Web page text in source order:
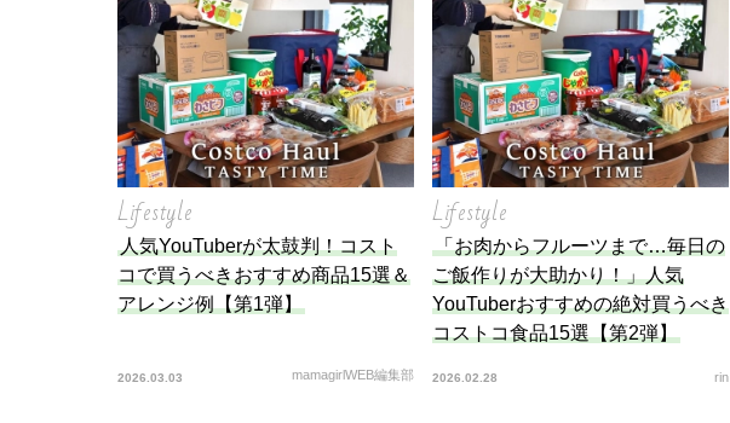
Lifestyle
人気YouTuberが太鼓判！コスト
コで買うべきおすすめ商品15選＆
アレンジ例【第1弾】
2026.03.03 mamagirlWEB編集部
Lifestyle
「お肉からフルーツまで…毎日の
ご飯作りが大助かり！」人気
YouTuberおすすめの絶対買うべき
コストコ食品15選【第2弾】
2026.02.28 rin